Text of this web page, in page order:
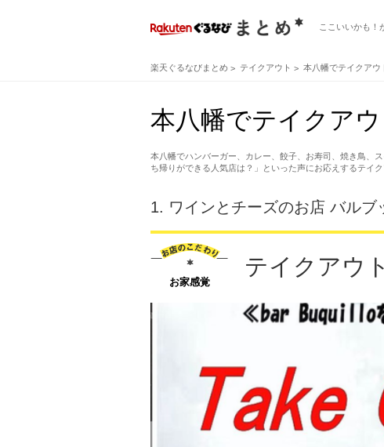
ここいいかも！
楽天ぐるなびまとめ テイクアウト 本八幡でテイクアウ
本八幡でテイクア
本八幡でハンバーガー、カレー、餃子、お寿司、焼き鳥、
ち帰りができる人気店は？」といった声にお応えするテイ
1. ワインとチーズのお店 バルブ
お家感覚
テイクアウ